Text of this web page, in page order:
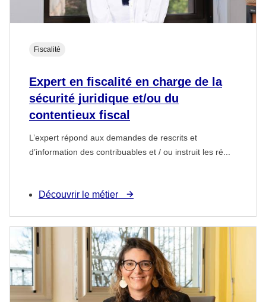
Expert en fiscalité en charge de la
sécurité juridique et/ou du
contentieux fiscal
L’expert répond aux demandes de rescrits et
d’information des contribuables et / ou instruit les ré...
Fiscalité
Découvrir le métier